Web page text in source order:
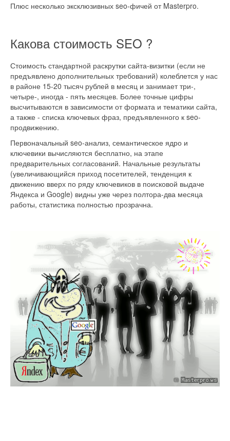
Плюс несколько эксклюзивных seo-фичей от Masterpro.
Какова стоимость SEO ?
Стоимость стандартной раскрутки сайта-визитки (если не
предъявлено дополнительных требований) колеблется у нас
в районе 15-20 тысяч рублей в месяц и занимает три-,
четыре-, иногда - пять месяцев. Более точные цифры
высчитываются в зависимости от формата и тематики сайта,
а также - списка ключевых фраз, предъявленного к seo-
продвижению.
Первоначальный seo-анализ, семантическое ядро и
ключевики вычисляются бесплатно, на этапе
предварительных согласований. Начальные результаты
(увеличивающийся приход посетителей, тенденция к
движению вверх по ряду ключевиков в поисковой выдаче
Яндекса и Google) видны уже через полтора-два месяца
работы, статистика полностью прозрачна.